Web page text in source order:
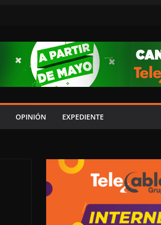
OPINIÓN EXPEDIENTE